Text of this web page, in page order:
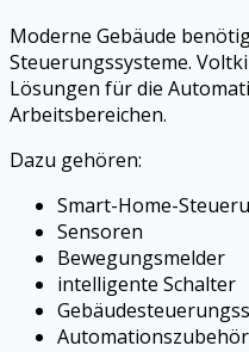
Moderne Gebäude
Steuerungssysteme.
Lösungen für die
Arbeitsbereichen.
Dazu gehören:
Smart-Home-
Sensoren
Bewegungsmelder
intelligente Schalter
Automationszubehör